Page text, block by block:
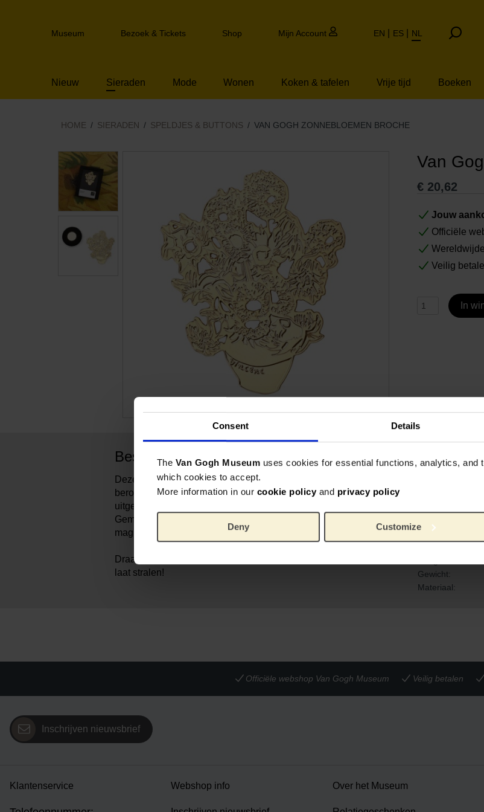
Consent Details
The Van Gogh Museum uses cookies for essential functions, analytics, and
which cookies to accept.
More information in our cookie policy and privacy policy
Deny Customize
Spring
Header
Museum Bezoek & Tickets Shop Mijn Account EN ES NL
Nieuw Sieraden Mode Wonen Koken & tafelen Vrije tijd Boeken
HOME SIERADEN SPELDJES & BUTTONS VAN GOGH ZONNEBLOEMEN BROCHE
Van
€ 20,62
Jouw
Officiële
Veilig
In
Beschrijving
Deze goudkleurige broche is geïnspireerd op Van Goghs
beroemde Zonnebloemen. Het bloemmotief is met laser
uitgesneden voor een verfijnde, gedetailleerde afwerking.
Gemaakt in Frankrijk van roestvrij staal en voorzien van een
magneetsluiting die je kleding niet beschadigt.
Draag de broche op je blouse voor een subtiel detail dat je outfit
laat stralen!
Lengte:
Gewicht:
Materiaal:
Officiële webshop Van Gogh Museum Veilig betalen
Inschrijven nieuwsbrief
Klantenservice Webshop info Over het Museum